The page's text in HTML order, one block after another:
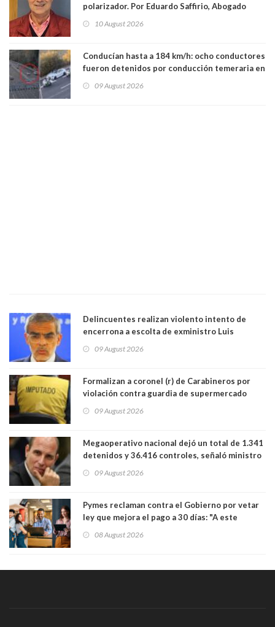
polarizador. Por Eduardo Saffirio, Abogado
10 August 2026
Conducían hasta a 184 km/h: ocho conductores
fueron detenidos por conducción temeraria en
09 August 2026
Delincuentes realizan violento intento de
encerrona a escolta de exministro Luis
Lo Espejo
09 August 2026
Formalizan a coronel (r) de Carabineros por
violación contra guardia de supermercado
09 August 2026
Megaoperativo nacional dejó un total de 1.341
detenidos y 36.416 controles, señaló ministro
09 August 2026
Pymes reclaman contra el Gobierno por vetar
ley que mejora el pago a 30 días: "A este
medianas empresas"
08 August 2026